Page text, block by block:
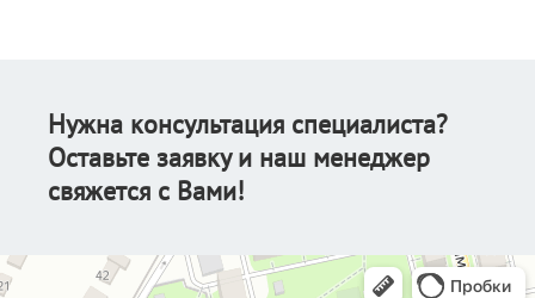
Нужна консультация специалиста?
Оставьте заявку и наш менеджер
свяжется с Вами!